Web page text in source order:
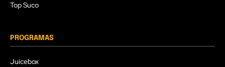
Top Suco
PROGRAMAS
Juicebox